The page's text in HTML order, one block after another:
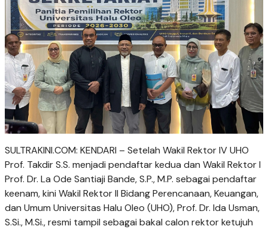
SULTRAKINI.COM: KENDARI – Setelah Wakil Rektor IV UHO
Prof. Takdir S.S. menjadi pendaftar kedua dan Wakil Rektor I
Prof. Dr. La Ode Santiaji Bande, S.P., M.P. sebagai pendaftar
keenam, kini Wakil Rektor II Bidang Perencanaan, Keuangan,
dan Umum Universitas Halu Oleo (UHO), Prof. Dr. Ida Usman,
S.Si., M.Si., resmi tampil sebagai bakal calon rektor ketujuh